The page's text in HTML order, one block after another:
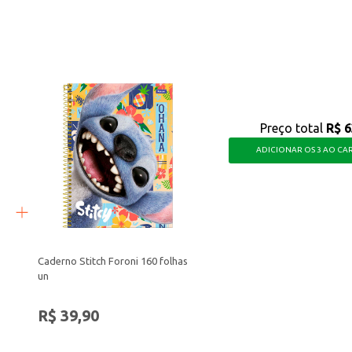
grande escala.
e com um ótimo custo-benefício para o seu negócio.
Caderno Stitch Foroni 160 folhas
un
R$ 39,90
Preço total R$
ADICIONAR OS 3 AO